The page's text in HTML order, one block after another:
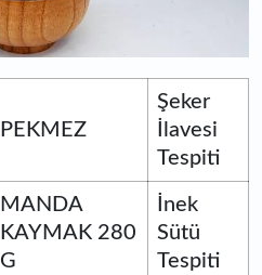
PEKMEZ
Şeker
İlavesi
Tespiti
MANDA
KAYMAK 280
G
İnek
Sütü
Tespiti